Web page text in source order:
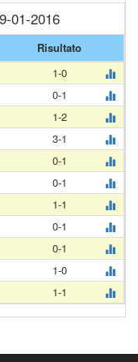
01-2016
Risultato
1-0
0-1
1-2
3-1
0-1
0-1
1-1
0-1
0-1
1-0
1-1